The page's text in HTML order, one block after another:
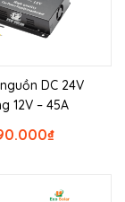
DC 24V
12V – 45A
₫